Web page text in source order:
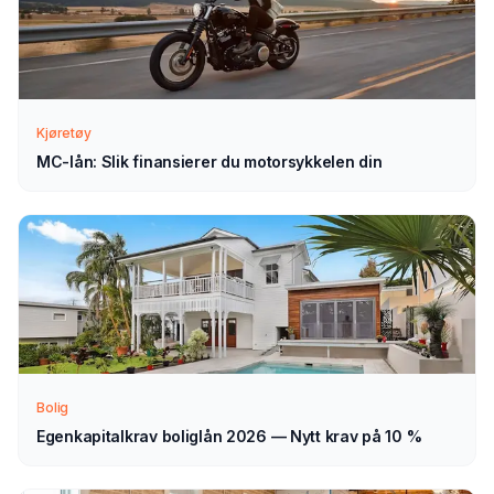
1 Send søknad
Fyll ut vårt enkle skjema — det tar bare noen minutter.
Velg MC-lån som type.
Vi går gjennom forespørselen din og tar kontakt med
veiledning — normalt innen 1–2 virkedager.
3 Velg selv
Sammenlign aktuelle tilbud i ro og mak, og velg det som
passer deg — helt uforpliktende.
Kjøretøy
MC-lån: Slik finansierer du motorsykkelen din
Bolig
Egenkapitalkrav boliglån 2026 — Nytt krav på 10 %